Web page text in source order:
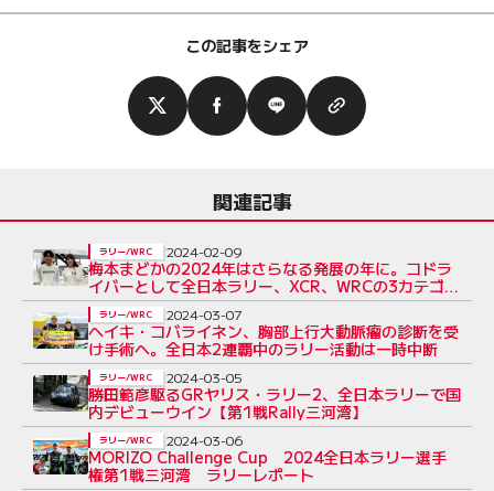
この記事をシェア
関連記事
梅本まどかの2024年はさらなる発展の年に。コドラ
イバーとして全日本ラリー、XCR、WRCの3カテゴ
リーに挑戦
ラリー/WRC 2024-02-09
ヘイキ・コバライネン、胸部上行大動脈瘤の診断を受
け手術へ。全日本2連覇中のラリー活動は一時中断
ラリー/WRC 2024-03-07
勝田範彦駆るGRヤリス・ラリー2、全日本ラリーで国
内デビューウイン【第1戦Rally三河湾】
ラリー/WRC 2024-03-05
MORIZO Challenge Cup 2024全日本ラリー選手
権第1戦三河湾 ラリーレポート
ラリー/WRC 2024-03-06